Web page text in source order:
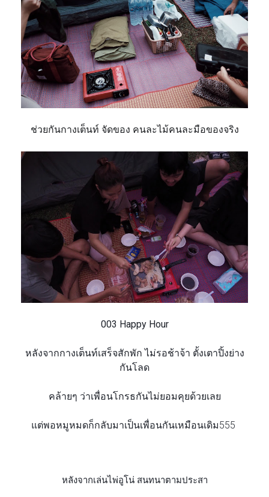
ช่วยกันกางเต็นท์ จัดของ คนละไม้คนละมือของจริง
003 Happy Hour
หลังจากกางเต็นท์เสร็จสักพัก ไม่รอช้าจ้า ตั้งเตาปิ้งย่าง
กันโลด
คล้ายๆ ว่าเพื่อนโกรธกันไม่ยอมคุยด้วยเลย
แต่พอหมูหมดก็กลับมาเป็นเพื่อนกันเหมือนเดิม555
หลังจากเล่นไพ่อูโน่ สนทนาตามประสา